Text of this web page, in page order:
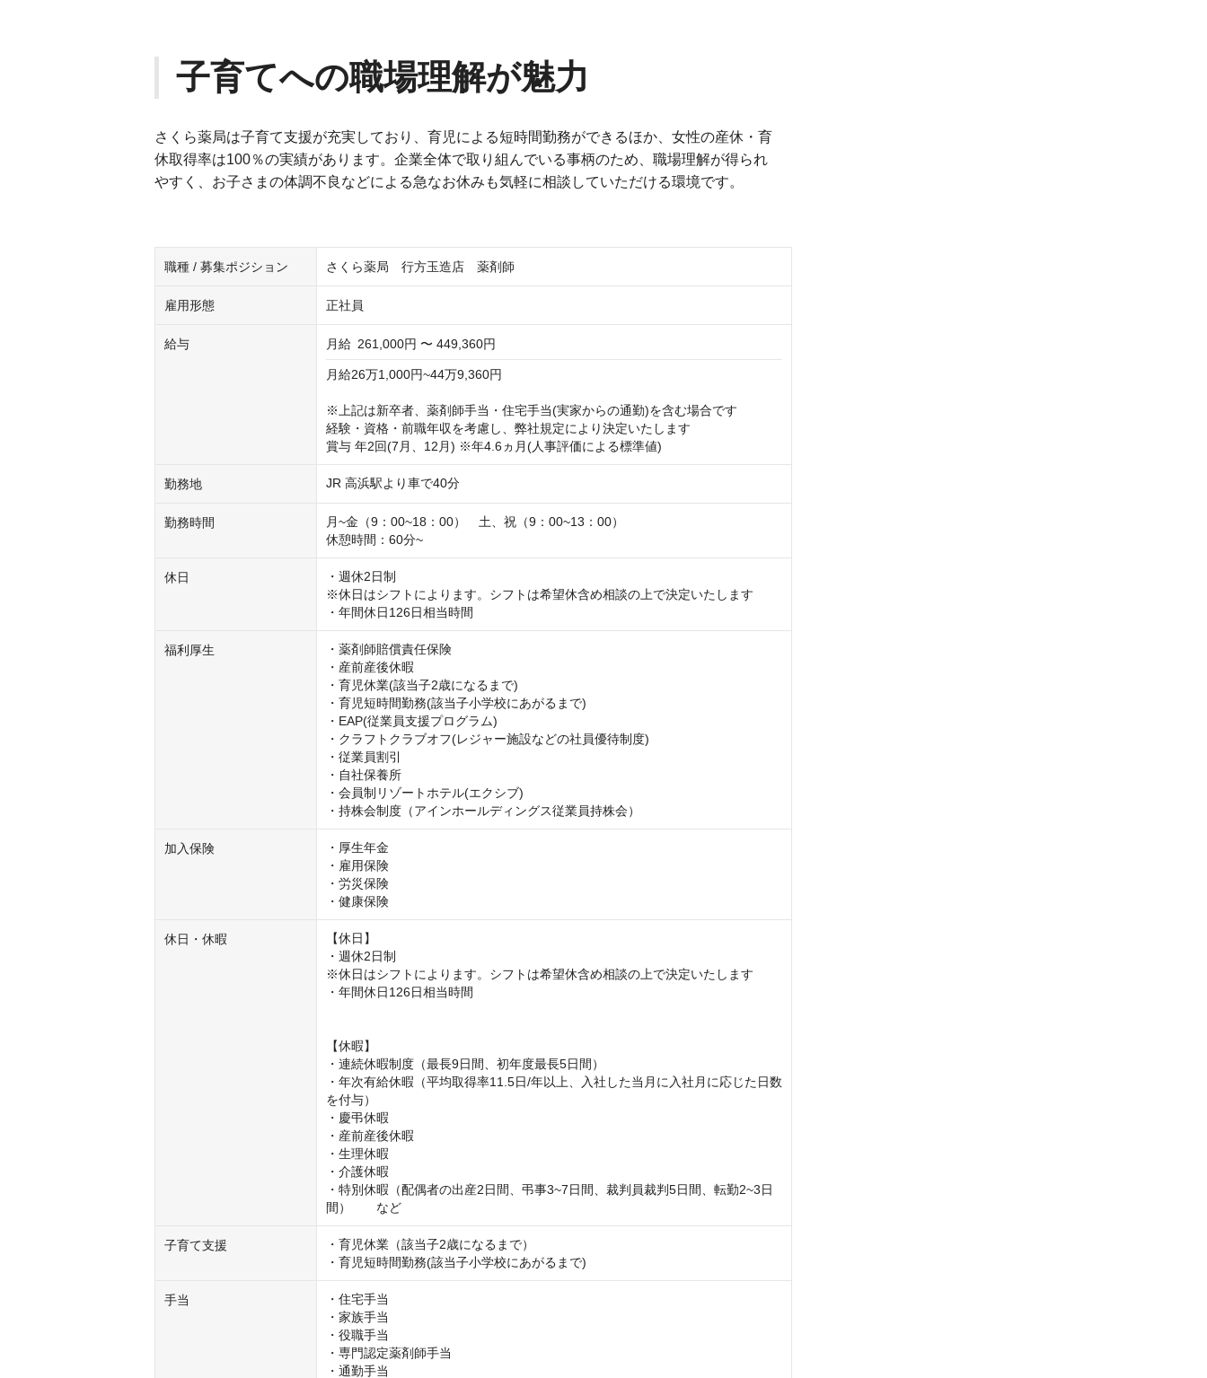
子育てへの職場理解が魅力
さくら薬局は子育て支援が充実しており、育児による短時間勤務ができるほか、女性の産休・育
休取得率は100％の実績があります。企業全体で取り組んでいる事柄のため、職場理解が得られ
やすく、お子さまの体調不良などによる急なお休みも気軽に相談していただける環境です。
職種 / 募集ポジション さくら薬局 行方玉造店 薬剤師
雇用形態 正社員
給与 月給 261,000円 〜 449,360円
月給26万1,000円~44万9,360円
※上記は新卒者、薬剤師手当・住宅手当(実家からの通勤)を含む場合です
経験・資格・前職年収を考慮し、弊社規定により決定いたします
賞与 年2回(7月、12月) ※年4.6ヵ月(人事評価による標準値)
勤務地 JR 高浜駅より車で40分
勤務時間
月~金（9：00~18：00）　土、祝（9：00~13：00）
休憩時間：60分~
休日
・週休2日制
※休日はシフトによります。シフトは希望休含め相談の上で決定いたします
・年間休日126日相当時間
福利厚生
・薬剤師賠償責任保険
・産前産後休暇
・育児休業(該当子2歳になるまで)
・育児短時間勤務(該当子小学校にあがるまで)
・EAP(従業員支援プログラム)
・クラフトクラブオフ(レジャー施設などの社員優待制度)
・従業員割引
・自社保養所
・会員制リゾートホテル(エクシブ)
・持株会制度（アインホールディングス従業員持株会）
加入保険
・厚生年金
・雇用保険
・労災保険
・健康保険
休日・休暇
【休日】
・週休2日制
※休日はシフトによります。シフトは希望休含め相談の上で決定いたします
・年間休日126日相当時間
【休暇】
・連続休暇制度（最長9日間、初年度最長5日間）
・年次有給休暇（平均取得率11.5日/年以上、入社した当月に入社月に応じた日数
を付与）
・慶弔休暇
・産前産後休暇
・生理休暇
・介護休暇
・特別休暇（配偶者の出産2日間、弔事3~7日間、裁判員裁判5日間、転勤2~3日
間）　　など
子育て支援
・育児休業（該当子2歳になるまで）
・育児短時間勤務(該当子小学校にあがるまで)
手当
・住宅手当
・家族手当
・役職手当
・専門認定薬剤師手当
・通勤手当